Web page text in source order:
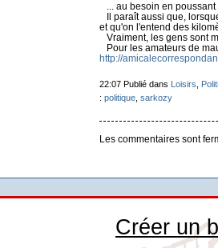
... au besoin en poussant
Il paraît aussi que,
et qu'on l'entend des
Vraiment, les gens sont
Pour les amateurs de
http://
22:07 Publié dans Loisirs
: politique, sarkozy
Les commentaires sont
Créer un